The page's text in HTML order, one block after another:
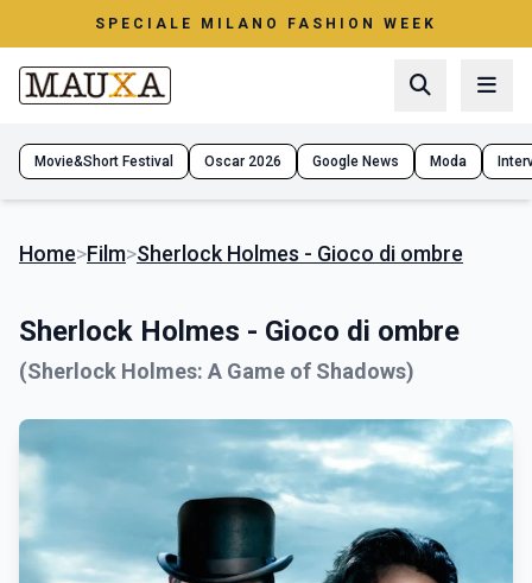
SPECIALE MILANO FASHION WEEK
Movie&Short Festival Oscar 2026 Google News Moda
Home>Film>Sherlock Holmes - Gioco di ombre
Sherlock Holmes - Gioco di ombre
(Sherlock Holmes: A Game of Shadows)